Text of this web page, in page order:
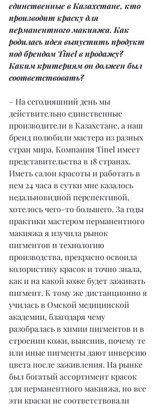
единственные в Казахстане, кто
производит краску для
перманентного макияжа. Как
родилась идея выпустить продукт
под брендом Tinel в продажу?
Каким критериям он должен был
соответствовать?
– На сегодняшний день мы
действительно единственные
производители в Казахстане, а наш
бренд полюбили мастера из разных
стран мира. Компания Tinel имеет
представительства в 18 странах.
Иметь салон красоты и работать в
нем 24 часа в сутки мне казалось
недальновидной перспективой,
хотелось чего-то большего. За годы
практики мастером перманентного
макияжа я изучила рынок
пигментов и технологию
производства, прекрасно освоила
колористику красок и точно знала,
как и на какой коже будет заживать
пигмент. К тому же дистанционно я
училась в Омской медицинской
академии, благодаря чему
разобралась в химии пигментов и в
строении кожи, выяснив, почему те
или иные пигменты дают инверсию
цвета после заживления. На рынке
был богатый ассортимент красок
для перманентного макияжа, но все
эти краски не соответствовали